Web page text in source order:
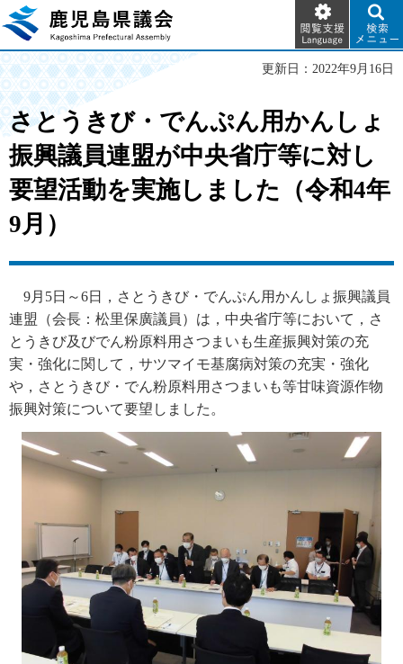
鹿児島県議会
閲覧支
援
Language
検索メ
ニュー
更新日：2022年9月16日
さとうきび・でんぷん用かんしょ
振興議員連盟が中央省庁等に対し
要望活動を実施しました（令和4年
9月）
9月5日～6日，さとうきび・でんぷん用かんしょ振興議員
連盟（会長：松里保廣議員）は，中央省庁等において，さ
とうきび及びでん粉原料用さつまいも生産振興対策の充
実・強化に関して，サツマイモ基腐病対策の充実・強化
や，さとうきび・でん粉原料用さつまいも等甘味資源作物
振興対策について要望しました。